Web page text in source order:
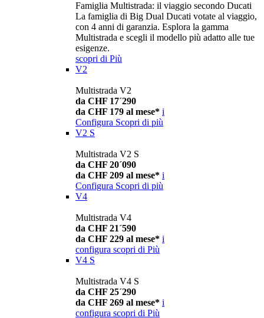
Famiglia Multistrada: il viaggio secondo Ducati
La famiglia di Big Dual Ducati votate al viaggio,
con 4 anni di garanzia. Esplora la gamma
Multistrada e scegli il modello più adatto alle tue
esigenze.
scopri di Più
V2
Multistrada V2
da CHF 17´290
da CHF 179 al mese* i
Configura Scopri di più
V2 S
Multistrada V2 S
da CHF 20´090
da CHF 209 al mese* i
Configura Scopri di più
V4
Multistrada V4
da CHF 21´590
da CHF 229 al mese* i
configura scopri di Più
V4 S
Multistrada V4 S
da CHF 25´290
da CHF 269 al mese* i
configura scopri di Più